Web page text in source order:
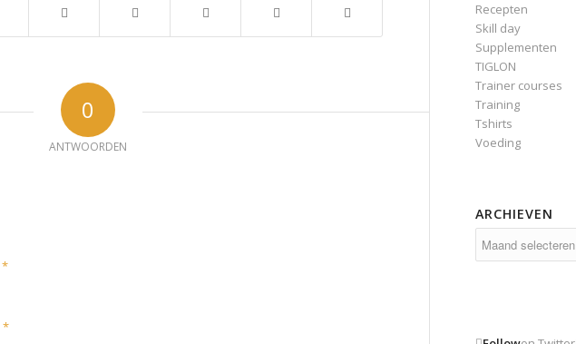
0
ANTWOORDEN
*
*
Recepten
Skill day
Supplementen
TIGLON
Trainer courses
Training
Tshirts
Voeding
ARCHIEVEN